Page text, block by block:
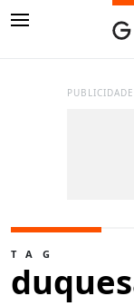
PUBLICIDADE
TAG